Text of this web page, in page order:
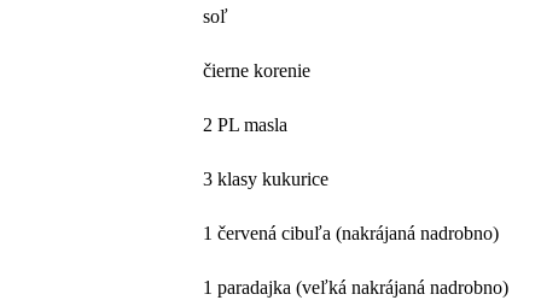
soľ
čierne korenie
2 PL masla
3 klasy kukurice
1 červená cibuľa (nakrájaná nadrobno)
1 paradajka (veľká nakrájaná nadrobno)